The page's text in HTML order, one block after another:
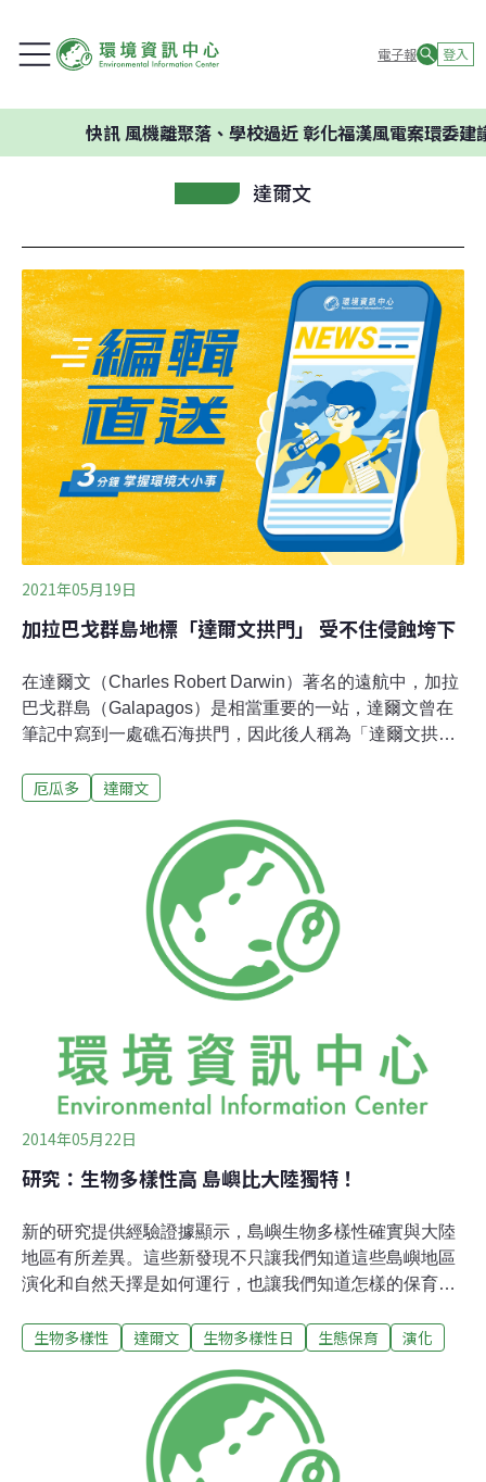
電子報 登入
風機離聚落、學校過近 彰化福漢風電案環委建議不
達爾文
2021年05月19日
加拉巴戈群島地標「達爾文拱門」 受不住侵蝕垮下
在達爾文（Charles Robert Darwin）著名的遠航中，加拉
巴戈群島（Galapagos）是相當重要的一站，達爾文曾在
筆記中寫到一處礁石海拱門，因此後人稱為「達爾文拱
因海洋的侵蝕而垮下，雖然感到嘆息，但這是自然之道。
頁面上，發布了達爾文拱門崩塌的消息，並說明這是自然
造成的。達爾文拱門岩石結構高43米公尺，長70米，寬23
公尺，距離達爾文島不到1公里，是潛水員的熱門之地，
也是當年小獵犬號（HMS Beagle）航行時的標注點。加
拉巴戈群島現在屬於厄瓜爾所有，不過，該群島離南美大
陸遠達約1000公里，因此島嶼上的生物受地理環境隔離很
久，形成獨立的動植物群，出現許多珍稀的物種。達爾文
寫出《物種起源》，也是現代演化論
厄瓜多 達爾文
2014年05月22日
研究：生物多樣性高 島嶼比大陸獨特！
新的研究提供經驗證據顯示，島嶼生物多樣性確實與大陸
地區有所差異。這些新發現不只讓我們知道這些島嶼地區
演化和自然天擇是如何運行，也讓我們知道怎樣的保育行
爾文和華勒斯在許多情況下注意到島嶼的獨特性。舉例來
時，發現許多鄰近小島都有自己的雀鳥品種。儘管如此，
島嶼生態地理學理論直到1960年代才出現。當時，生態學
家羅伯麥克阿瑟和愛德華威爾森開始研究島嶼的生物多樣
性，企圖預測一個剛形成的島嶼能承載多少種生物。在他
生物多樣性 達爾文 生物多樣性日 生態保育 演化